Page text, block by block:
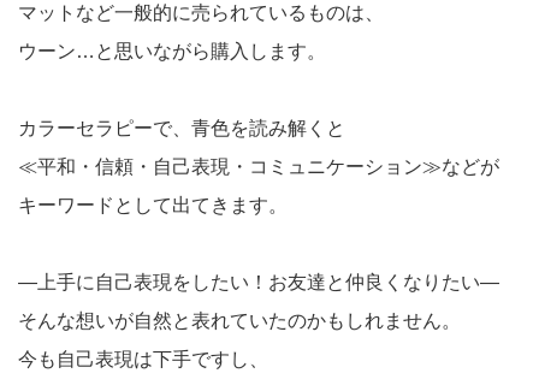
マットなど一般的に売られているものは、
ウーン…と思いながら購入します。
カラーセラピーで、青色を読み解くと
≪平和・信頼・自己表現・コミュニケーション≫などが
キーワードとして出てきます。
―上手に自己表現をしたい！お友達と仲良くなりたい―
そんな想いが自然と表れていたのかもしれません。
今も自己表現は下手ですし、